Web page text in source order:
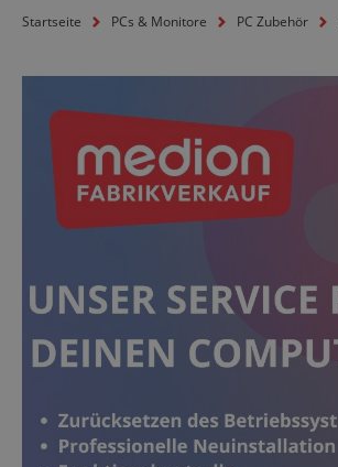
Startseite PCs & Monitore PC Zubehör